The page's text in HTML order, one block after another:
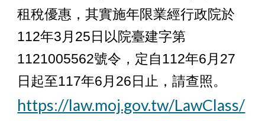
租稅優惠，其實施年限業經行政院於
112年3月25日以院臺建字第
1121005562號令，定自112年6月27
日起至117年6月26日止，請查照。
https://law.moj.gov.tw/LawClass/